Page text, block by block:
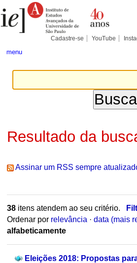
para
conteúdo.
Pessoais
Cadastre-se YouTube
menu
Resultado da
Assinar um RSS sempre
38itens atendem ao seu critério.
Ordenar por relevância · data (mais
alfabeticamente
Eleições 2018: Propostas